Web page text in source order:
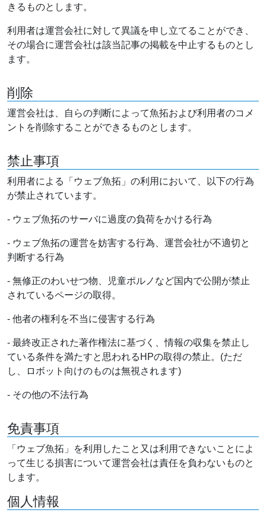
きるものとします。
利用者は運営会社に対して異議を申し立てることができ、
その場合に運営会社は該当記事の掲載を中止するものとし
ます。
削除
運営会社は、自らの判断によって魚拓および利用者のコメ
ントを削除することができるものとします。
禁止事項
利用者による「ウェブ魚拓」の利用において、以下の行為
が禁止されています。
- ウェブ魚拓のサーバに過度の負荷をかける行為
- ウェブ魚拓の運営を妨害する行為、運営会社が不適切と
判断する行為
- 無修正のわいせつ物、児童ポルノなど国内で公開が禁止
されているページの取得。
- 他者の権利を不当に侵害する行為
- 最終改正された著作権法に基づく、情報の収集を禁止し
ている条件を満たすと思われるHPの取得の禁止。(ただ
し、ロボット向けのものは無視されます)
- その他の不法行為
免責事項
「ウェブ魚拓」を利用したこと又は利用できないことによ
って生じる損害について運営会社は責任を負わないものと
します。
個人情報